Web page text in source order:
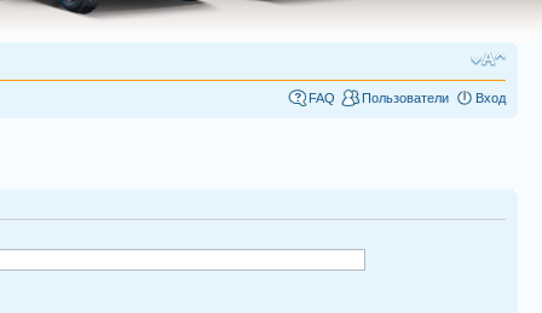
FAQ Пользователи Вход